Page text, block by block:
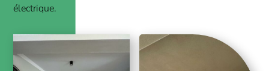
électrique.